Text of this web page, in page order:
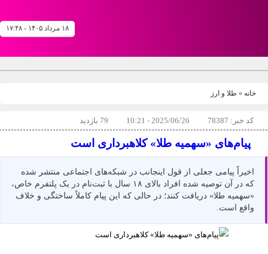
۱۸ مرداد ۱۴۰۵ - ۱۷:۴۸
خانه» طلا و ارز
کد خبر: 78387 2025/06/26 - 10:21 79 بازدید
پیام‌های «سهمیه طلا» کلاهبرداری است
اخیراً پیامی جعلی از قول اینجانب در شبکه‌های اجتماعی منتشر شده
که در آن توصیه شده افراد بالای ۱۸ سال با ثبت‌نام در یک پلتفرم خاص،
«سهمیه طلا» دریافت کنند؛ در حالی که این پیام کاملاً ساختگی و خلاف
واقع است.